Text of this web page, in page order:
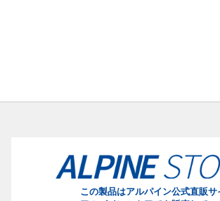
この製品はアルパイン公式直販サ